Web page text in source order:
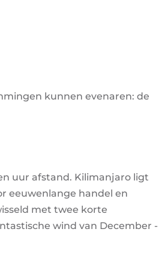
kunnen evenaren: de
uur afstand. Kilimanjaro ligt
eeuwenlange handel en
met twee korte
wind van December -